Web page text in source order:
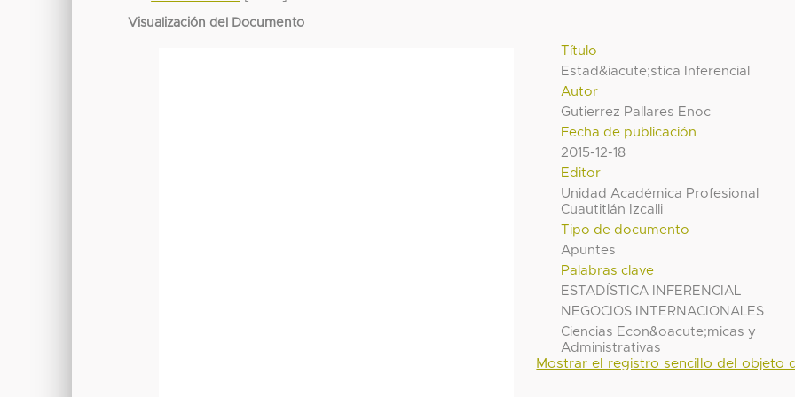
Visualización del Documento
Título
Estad&iacute;stica Inferencial
Autor
Gutierrez Pallares Enoc
Fecha de publicación
2015-12-18
Editor
Unidad Académica Profesional
Cuautitlán Izcalli
Tipo de documento
Apuntes
Palabras clave
ESTADÍSTICA INFERENCIAL
NEGOCIOS INTERNACIONALES
Ciencias Econ&oacute;micas y
Administrativas
Mostrar el registro sencillo del objeto